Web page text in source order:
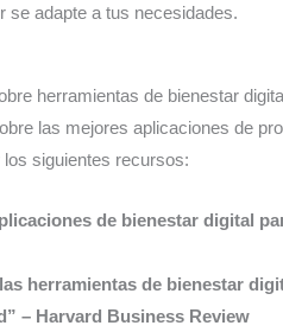
se adapte a tus necesidades.
herramientas de bienestar
las mejores aplicaciones de
siguientes recursos:
de bienestar digital
herramientas de bienestar
– Harvard Business Review